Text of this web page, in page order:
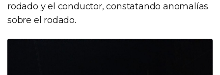
rodado y el conductor, constatando anomalías
sobre el rodado.